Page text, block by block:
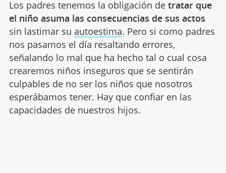
Los padres tenemos la obligación de tratar que
el niño asuma las consecuencias de sus actos
sin lastimar su autoestima. Pero si como padres
nos pasamos el día resaltando errores,
señalando lo mal que ha hecho tal o cual cosa
crearemos niños inseguros que se sentirán
culpables de no ser los niños que nosotros
esperábamos tener. Hay que confiar en las
capacidades de nuestros hijos.